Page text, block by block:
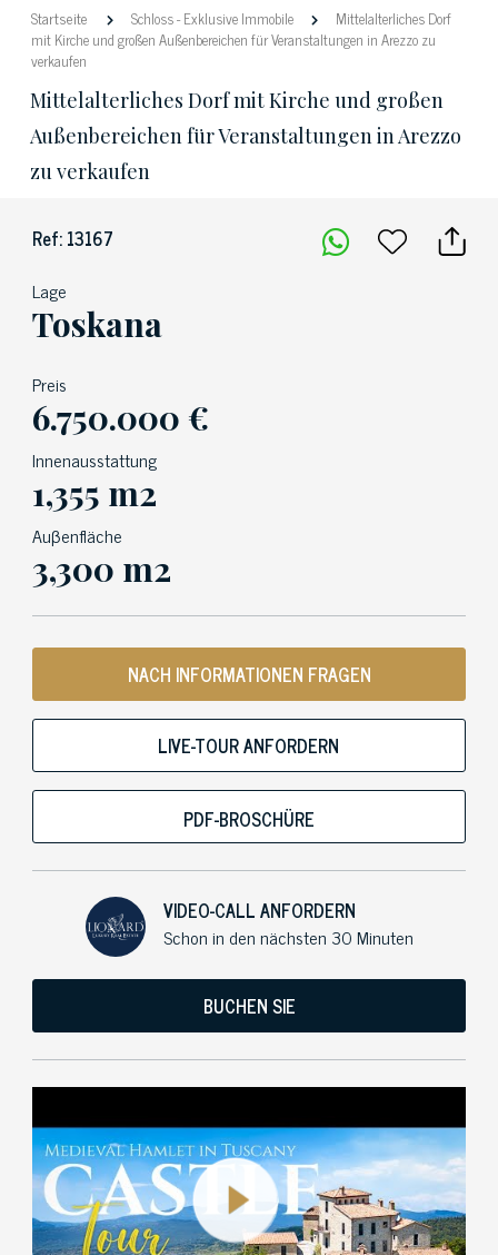
Startseite Schloss-Exklusive Immobile
Mittelalterliches Dorf
mit Kirche und großen Außenbereichen für Veranstaltungen in Arezzo zu
verkaufen
Mittelalterliches Dorf mit Kirche und großen
Außenbereichen für Veranstaltungen in Arezzo
zu verkaufen
Ref: 13167
Lage
Toskana
Preis
6.750.000 €
Innenausstattung
1,355 m2
Auβenfläche
3,300 m2
NACH INFORMATIONEN FRAGEN
LIVE-TOUR ANFORDERN
PDF-BROSCHÜRE
VIDEO-CALL ANFORDERN
Schon in den nächsten 30 Minuten
BUCHEN SIE